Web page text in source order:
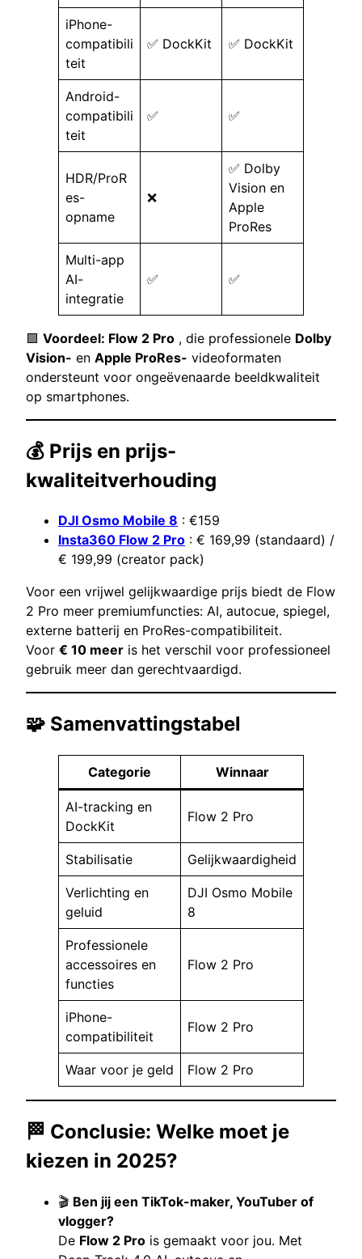
iPhone-
compatibili
teit
✅ DockKit ✅ DockKit
Android-
compatibili
teit
✅ ✅
HDR/ProR
es-
opname
❌
✅ Dolby
Vision en
Apple
ProRes
Multi-app
AI-
integratie
✅ ✅
🟩 Voordeel: Flow 2 Pro , die professionele Dolby
Vision- en Apple ProRes- videoformaten
ondersteunt voor ongeëvenaarde beeldkwaliteit
op smartphones.
💰 Prijs en prijs-
kwaliteitverhouding
DJI Osmo Mobile 8 : €159
Insta360 Flow 2 Pro : € 169,99 (standaard) /
€ 199,99 (creator pack)
Voor een vrijwel gelijkwaardige prijs biedt de Flow
2 Pro meer premiumfuncties: AI, autocue, spiegel,
externe batterij en ProRes-compatibiliteit.
Voor € 10 meer is het verschil voor professioneel
gebruik meer dan gerechtvaardigd.
🧩 Samenvattingstabel
Categorie Winnaar
AI-tracking en
DockKit
Flow 2 Pro
Stabilisatie Gelijkwaardigheid
Verlichting en
geluid
DJI Osmo Mobile
8
Professionele
accessoires en
functies
Flow 2 Pro
iPhone-
compatibiliteit
Flow 2 Pro
Waar voor je geld Flow 2 Pro
🏁 Conclusie: Welke moet je
kiezen in 2025?
🎬 Ben jij een TikTok-maker, YouTuber of
vlogger?
De Flow 2 Pro is gemaakt voor jou. Met